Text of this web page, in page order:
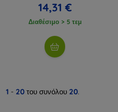
14,31 €
Διαθέσιμο > 5 τεμ
1 - 20 του συνόλου 20.